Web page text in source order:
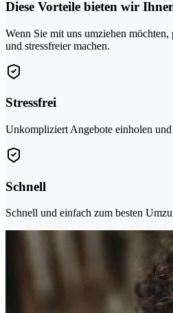
Diese Vorteile bieten wir
Wenn Sie mit uns umziehen
und stressfreier machen.
Stressfrei
Unkompliziert Angebote einholen
Schnell
Schnell und einfach zum besten